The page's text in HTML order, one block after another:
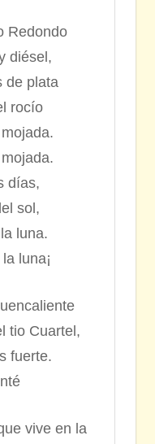
Redondo
diésel,
de plata
rocío
días,
sol,
luna.
luna¡
tio Cuartel,
fuerte.
vive en la